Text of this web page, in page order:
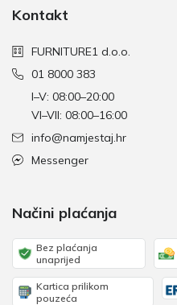
Kontakt
FURNITURE1 d.o.o.
01 8000 383
I–V: 08:00–20:00
VI–VII: 08:00–16:00
info@namjestaj.hr
Messenger
Načini plaćanja
Bez plaćanja
unaprijed
Kartica prilikom
pouzeća